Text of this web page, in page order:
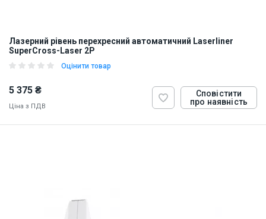
Лазерний рівень перехресний автоматичний Laserliner
SuperCross-Laser 2P
Оцінити товар
5 375 ₴
Ціна з ПДВ
Сповістити
про наявність